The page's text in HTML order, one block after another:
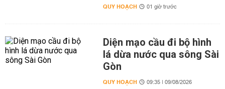
QUY HOẠCH 01 giờ trước
Diện mạo cầu đi bộ hình
lá dừa nước qua sông Sài
Gòn
QUY HOẠCH 09:35 | 09/08/2026